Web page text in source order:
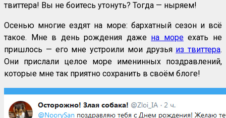
твиттера! Вы не боитесь утонуть? Тогда — ныряем!
Осенью многие ездят на море: бархатный сезон и всё
такое. Мне в день рождения даже на мореехать не
пришлось — его мне устроили мои друзья из твиттера.
Они прислали целое море именинных поздравлений,
которые мне так приятно сохранить в своём блоге!